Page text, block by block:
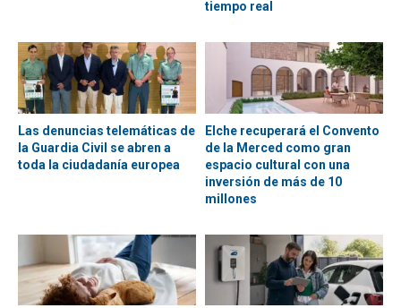
tiempo real
Las denuncias telemáticas de
la Guardia Civil se abren a
toda la ciudadanía europea
Elche recuperará el Convento
de la Merced como gran
espacio cultural con una
inversión de más de 10
millones